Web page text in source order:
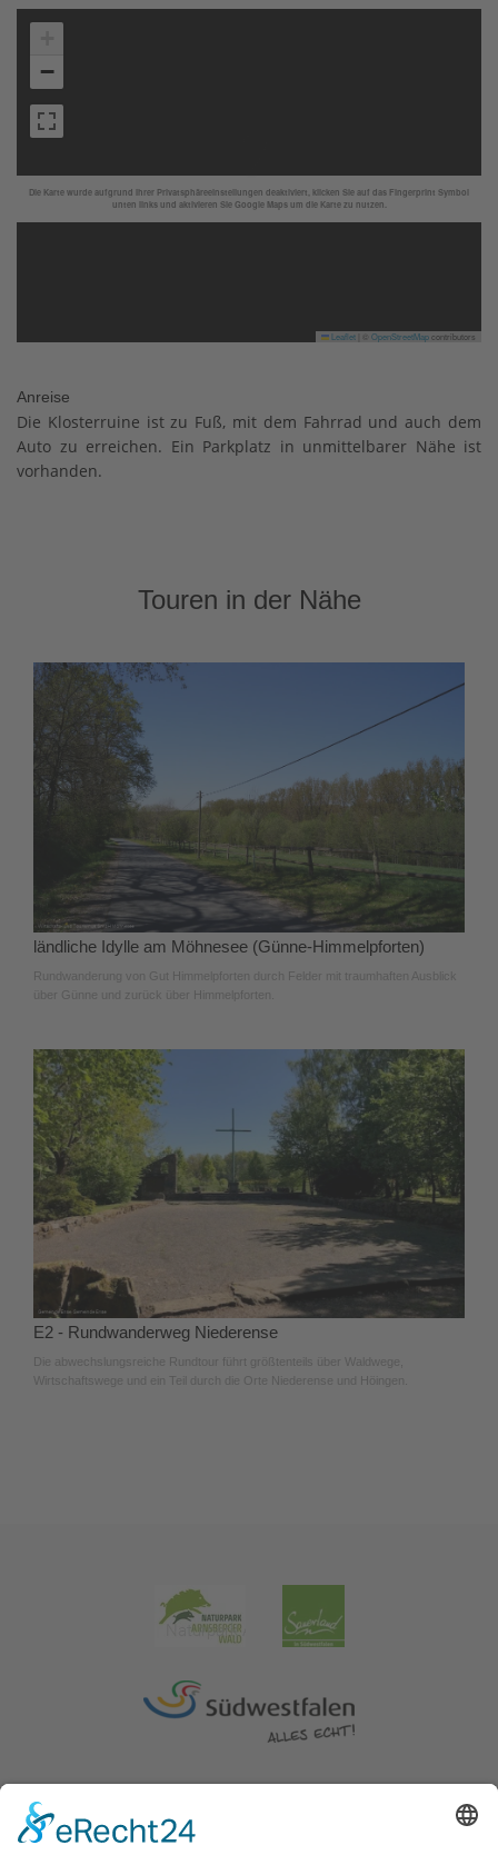
Die Karte wurde aufgrund Ihrer Privatsphäreeinstellungen deaktiviert, klicken Sie auf das Fingerprint Symbol
unten links und aktivieren Sie Google Maps um die Karte zu nutzen.
−
Leaflet OpenStreetMapcontributors
Anreise
Die Klosterruine ist zu Fuß, mit dem Fahrrad und auch dem
Auto zu erreichen. Ein Parkplatz in unmittelbarer Nähe ist
vorhanden.
Touren in der Nähe
ländliche Idylle am Möhnesee (Günne-Himmelpforten)
Rundwanderung von Gut Himmelpforten durch Felder mit traumhaften Ausblick
über Günne und zurück über Himmelpforten.
E2 - Rundwanderweg Niederense
Die abwechslungsreiche Rundtour führt größtenteils über Waldwege,
Wirtschaftswege und ein Teil durch die Orte Niederense und Höingen.